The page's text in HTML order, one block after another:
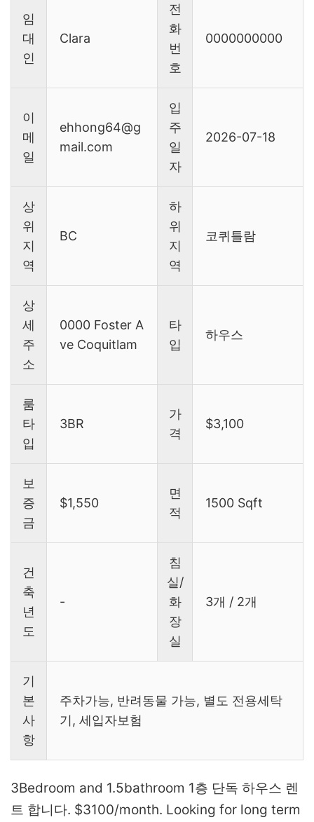
임
대
인
Clara
전
화
번
호
0000000000
이
메
일
ehhong64@g
mail.com
입
주
일
자
2026-07-18
상
위
지
역
BC
하
위
지
역
코퀴틀람
상
세
주
소
0000 Foster A
ve Coquitlam
타
입
하우스
룸
타
입
3BR
가
격
$3,100
보
증
금
$1,550
면
적
1500 Sqft
건
축
년
도
-
침
실/
화
장
실
3개 / 2개
기
본
사
항
주차가능, 반려동물 가능, 별도 전용세탁
기, 세입자보험
3Bedroom and 1.5bathroom 1층 단독 하우스 렌
트 합니다. $3100/month. Looking for long term